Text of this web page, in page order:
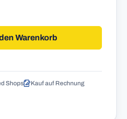
Wert
Warenkorb
Shops Kauf auf Rechnung